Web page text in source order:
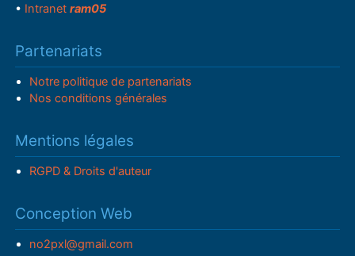
• Intranetram05
Partenariats
Notre politique de partenariats
Nos conditions générales
Mentions légales
RGPD & Droits d'auteur
Conception Web
no2pxl@gmail.com